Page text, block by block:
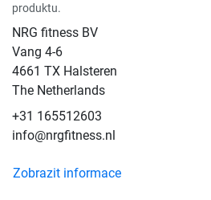
produktu.
NRG fitness BV
Vang 4-6
4661 TX Halsteren
The Netherlands
+31 165512603
info@nrgfitness.nl
Zobrazit informace